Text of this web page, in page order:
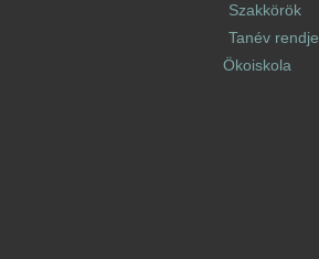
Szakkörök
Tanév rendje
Ökoiskola